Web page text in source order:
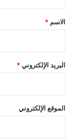
*
الاسم *
البريد الإلكتروني *
الموقع الإلكتروني